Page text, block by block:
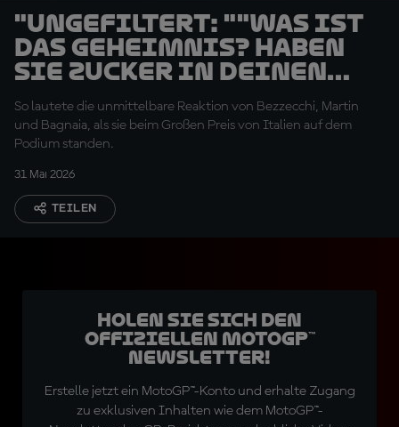
"UNGEFILTERT: ""Was ist
das Geheimnis? Haben
sie Zucker in deinen
Tank getan?"" "
So lautete die unmittelbare Reaktion von Bezzecchi, Martin
und Bagnaia, als sie beim Großen Preis von Italien auf dem
Podium standen.
31 Mai 2026
TEILEN
Holen Sie sich den
offiziellen MotoGP™
Newsletter!
Erstelle jetzt ein MotoGP™-Konto und erhalte Zugang
zu exklusiven Inhalten wie dem MotoGP™-